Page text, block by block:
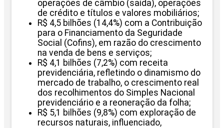
operações de câmbio (saída), operações
de crédito e títulos e valores mobiliários;
R$ 4,5 bilhões (14,4%) com a Contribuição
para o Financiamento da Seguridade
Social (Cofins), em razão do crescimento
na venda de bens e serviços;
R$ 4,1 bilhões (7,2%) com receita
previdenciária, refletindo o dinamismo do
mercado de trabalho, o crescimento real
dos recolhimentos do Simples Nacional
previdenciário e a reoneração da folha;
R$ 5,1 bilhões (9,8%) com exploração de
recursos naturais, influenciado,